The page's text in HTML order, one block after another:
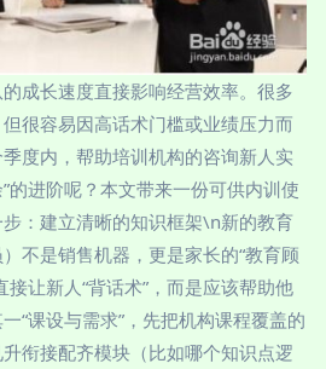
成长速度直接影响经营效率。很多
很容易因高话术门槛或业绩压力而
度内，帮助培训机构的咨询新人实
的进阶呢？本文带来一份可供内训使
：建立清晰的知识框架\n新的教育
不是销售机器，更是家长的“教育顾
接让新人“背话术”，而是应该帮助他
课设与需求”，先把机构课程覆盖的
衔接配齐模块（比如哪个知识点逻